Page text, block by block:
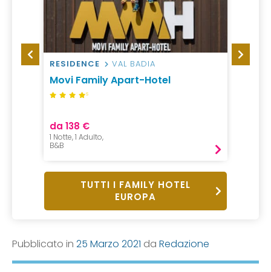
RESIDENCE VAL BADIA
Movi Family Apart-Hotel
S
da 138 €
1 Notte, 1 Adulto,
B&B
HOTEL
TUTTI I FAMILY HOTEL
EUROPA
Pubblicato in 25 Marzo 2021 da Redazione